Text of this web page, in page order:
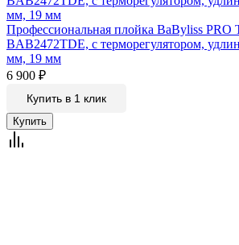
Профессиональная плойка BaByliss PRO
BAB2472TDE, с терморегулятором,
мм, 19 мм
6 900 ₽
Купить в 1 клик